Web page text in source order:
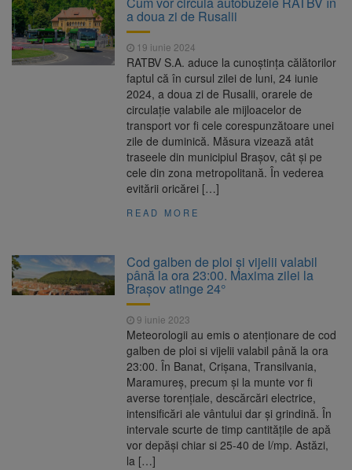
Nivelul Dunării a început să crească
8 august 2026
Asociația Română pentru
Iluminat cere reducerea luminii pe timpul
nopții, nu oprirea iluminatului public
7 august 2026
Trafic blocat pe DN1E Brașov
– Poiana Brașov după un accident. Două
persoane primesc îngrijiri medicale
Se schimbă examenul de
medic specialist. Subiecte unice în toată țara,
aceeași oră și același barem
a doua zi de Rusalii
19 iunie 2024
RATBV S.A. aduce la cunoştinţa călătorilor
faptul că în cursul zilei de luni, 24 iunie
2024, a doua zi de Rusalii, orarele de
circulaţie valabile ale mijloacelor de
transport vor fi cele corespunzătoare unei
zile de duminică. Măsura vizează atât
traseele din municipiul Brașov, cât și pe
cele din zona metropolitană. În vederea
evitării oricărei […]
READ MORE
Cod galben de ploi și vijelii valabil
până la ora 23:00. Maxima zilei la
Brașov atinge 24°
9 iunie 2023
Meteorologii au emis o atenționare de cod
galben de ploi si vijelii valabil până la ora
23:00. În Banat, Crișana, Transilvania,
Maramureș, precum și la munte vor fi
averse torențiale, descărcări electrice,
intensificări ale vântului dar și grindină. În
intervale scurte de timp cantitățile de apă
vor depăși chiar si 25-40 de l/mp. Astăzi,
la […]